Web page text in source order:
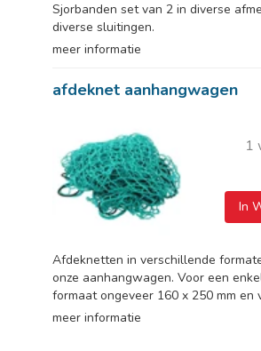
Sjorbanden set van 2 in diverse
diverse sluitingen.
meer informatie
afdeknet aanhangwagen
1
In
Afdeknetten in verschillende
onze aanhangwagen. Voor een
formaat ongeveer 160 x 250 mm en
meer informatie